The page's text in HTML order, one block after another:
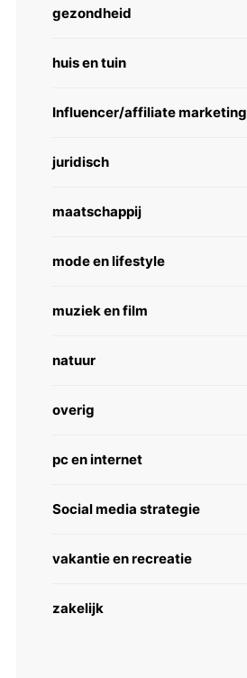
gezondheid
huis en tuin
Influencer/affiliate marketing
juridisch
maatschappij
mode en lifestyle
muziek en film
natuur
overig
pc en internet
Social media strategie
vakantie en recreatie
zakelijk